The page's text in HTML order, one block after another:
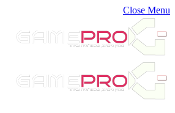
Close Menu